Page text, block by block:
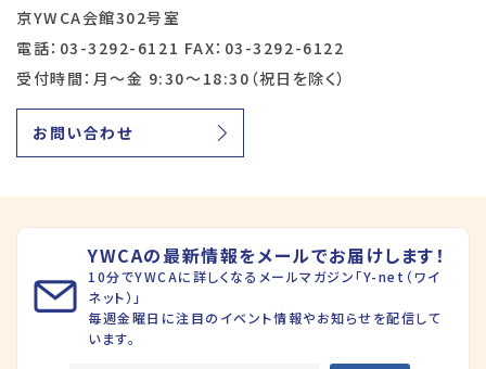
京YWCA会館302号室
電話：03-3292-6121 FAX：03-3292-6122
受付時間：月～金 9:30～18:30（祝日を除く）
お問い合わせ
YWCAの最新情報をメールでお届けします！
10分でYWCAに詳しくなるメールマガジン「Y-net（ワイ
ネット）」
毎週金曜日に注目のイベント情報やお知らせを配信して
います。